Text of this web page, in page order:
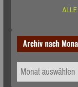
Archiv nach
Archiv
nach